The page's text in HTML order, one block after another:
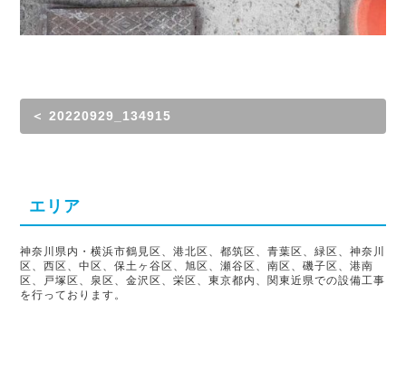
＜ 20220929_134915
エリア
神奈川県内・横浜市鶴見区、港北区、都筑区、青葉区、緑区、神奈川
区、西区、中区、保土ヶ谷区、旭区、瀬谷区、南区、磯子区、港南
区、戸塚区、泉区、金沢区、栄区、東京都内、関東近県での設備工事
を行っております。